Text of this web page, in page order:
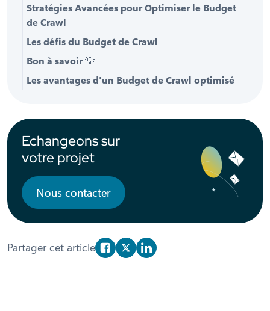
Stratégies Avancées pour Optimiser le Budget
de Crawl
Les défis du Budget de Crawl
Bon à savoir💡
Les avantages d'un Budget de Crawl optimisé
Echangeons sur
votre projet
Nous contacter
Partager cet article Partager sur Facebook
Partager sur X/Twitter
Partager sur Linkedin